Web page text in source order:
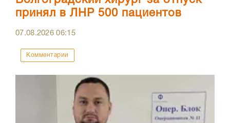
принял в ЛНР 500 пациентов
07.08.202606:15
Комментарии